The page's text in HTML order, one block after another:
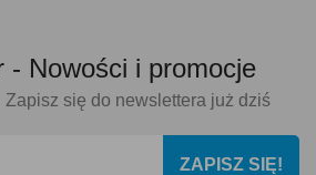
- Nowości i promocje
Zapisz się do newslettera już dziś
ZAPISZ SIĘ!